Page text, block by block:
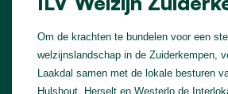
Om de krachten te bundelen voor een
welzijnslandschap in de Zuiderkempen,
Laakdal samen met de lokale besturen
Hulshout, Herselt en Westerlo de